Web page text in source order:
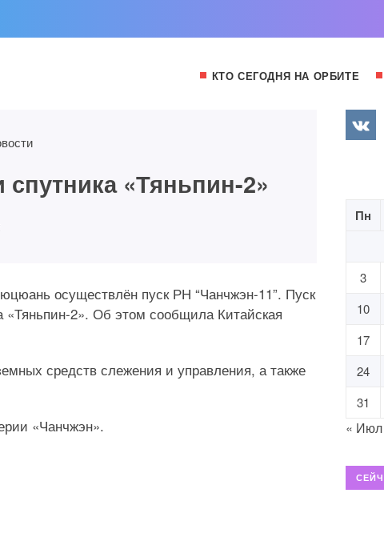
КТО СЕГОДНЯ НА ОРБИТЕ
«Тяньпин-2»
осуществлён пуск РН “Чанчжэн-11”. Пуск
2». Об этом сообщила Китайская
средств слежения и управления, а также
«Чанчжэн».
Пн
3
10
17
24
31
« Июл